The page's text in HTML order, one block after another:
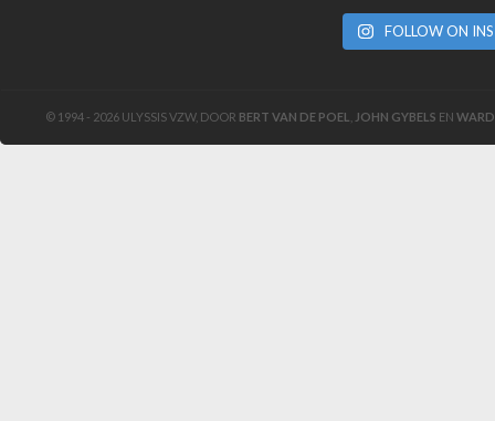
FOLLOW ON
© 1994 - 2026 ULYSSIS VZW, DOOR BERT VAN DE POEL JOHN GYBELS EN